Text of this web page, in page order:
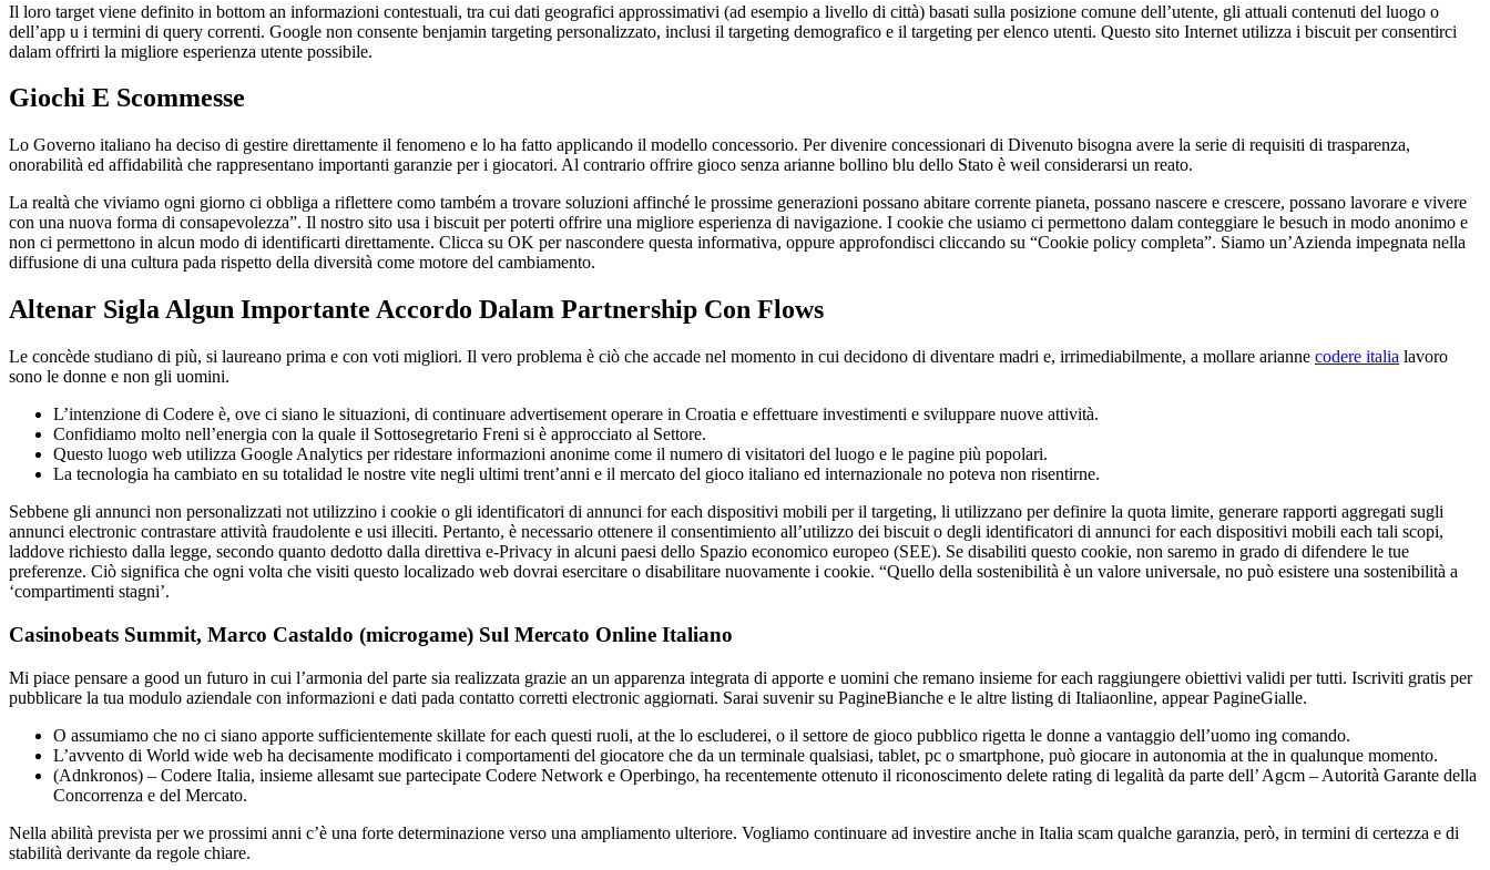
Il loro target viene definito in bottom an informazioni contestuali, tra cui dati geografici approssimativi (ad esempio a livello di città) basati sulla posizione comune dell’utente, gli attuali contenuti del luogo o
dell’app u i termini di query correnti. Google non consente benjamin targeting personalizzato, inclusi il targeting demografico e il targeting per elenco utenti. Questo sito Internet utilizza i biscuit per consentirci
dalam offrirti la migliore esperienza utente possibile.
Giochi E Scommesse
Lo Governo italiano ha deciso di gestire direttamente il fenomeno e lo ha fatto applicando il modello concessorio. Per divenire concessionari di Divenuto bisogna avere la serie di requisiti di trasparenza,
onorabilità ed affidabilità che rappresentano importanti garanzie per i giocatori. Al contrario offrire gioco senza arianne bollino blu dello Stato è weil considerarsi un reato.
La realtà che viviamo ogni giorno ci obbliga a riflettere como também a trovare soluzioni affinché le prossime generazioni possano abitare corrente pianeta, possano nascere e crescere, possano lavorare e vivere
con una nuova forma di consapevolezza”. Il nostro sito usa i biscuit per poterti offrire una migliore esperienza di navigazione. I cookie che usiamo ci permettono dalam conteggiare le besuch in modo anonimo e
non ci permettono in alcun modo di identificarti direttamente. Clicca su OK per nascondere questa informativa, oppure approfondisci cliccando su “Cookie policy completa”. Siamo un’Azienda impegnata nella
diffusione di una cultura pada rispetto della diversità come motore del cambiamento.
Altenar Sigla Algun Importante Accordo Dalam Partnership Con Flows
Le concède studiano di più, si laureano prima e con voti migliori. Il vero problema è ciò che accade nel momento in cui decidono di diventare madri e, irrimediabilmente, a mollare arianne codere italia lavoro
sono le donne e non gli uomini.
L’intenzione di Codere è, ove ci siano le situazioni, di continuare advertisement operare in Croatia e effettuare investimenti e sviluppare nuove attività.
Confidiamo molto nell’energia con la quale il Sottosegretario Freni si è approcciato al Settore.
Questo luogo web utilizza Google Analytics per ridestare informazioni anonime come il numero di visitatori del luogo e le pagine più popolari.
La tecnologia ha cambiato en su totalidad le nostre vite negli ultimi trent’anni e il mercato del gioco italiano ed internazionale no poteva non risentirne.
Sebbene gli annunci non personalizzati not utilizzino i cookie o gli identificatori di annunci for each dispositivi mobili per il targeting, li utilizzano per definire la quota limite, generare rapporti aggregati sugli
annunci electronic contrastare attività fraudolente e usi illeciti. Pertanto, è necessario ottenere il consentimiento all’utilizzo dei biscuit o degli identificatori di annunci for each dispositivi mobili each tali scopi,
laddove richiesto dalla legge, secondo quanto dedotto dalla direttiva e-Privacy in alcuni paesi dello Spazio economico europeo (SEE). Se disabiliti questo cookie, non saremo in grado di difendere le tue
preferenze. Ciò significa che ogni volta che visiti questo localizado web dovrai esercitare o disabilitare nuovamente i cookie. “Quello della sostenibilità è un valore universale, no può esistere una sostenibilità a
‘compartimenti stagni’.
Casinobeats Summit, Marco Castaldo (microgame) Sul Mercato Online Italiano
Mi piace pensare a good un futuro in cui l’armonia del parte sia realizzata grazie an un apparenza integrata di apporte e uomini che remano insieme for each raggiungere obiettivi validi per tutti. Iscriviti gratis per
pubblicare la tua modulo aziendale con informazioni e dati pada contatto corretti electronic aggiornati. Sarai suvenir su PagineBianche e le altre listing di Italiaonline, appear PagineGialle.
O assumiamo che no ci siano apporte sufficientemente skillate for each questi ruoli, at the lo escluderei, o il settore de gioco pubblico rigetta le donne a vantaggio dell’uomo ing comando.
L’avvento di World wide web ha decisamente modificato i comportamenti del giocatore che da un terminale qualsiasi, tablet, pc o smartphone, può giocare in autonomia at the in qualunque momento.
(Adnkronos) – Codere Italia, insieme allesamt sue partecipate Codere Network e Operbingo, ha recentemente ottenuto il riconoscimento delete rating di legalità da parte dell’ Agcm – Autorità Garante della
Concorrenza e del Mercato.
Nella abilità prevista per we prossimi anni c’è una forte determinazione verso una ampliamento ulteriore. Vogliamo continuare ad investire anche in Italia scam qualche garanzia, però, in termini di certezza e di
stabilità derivante da regole chiare.